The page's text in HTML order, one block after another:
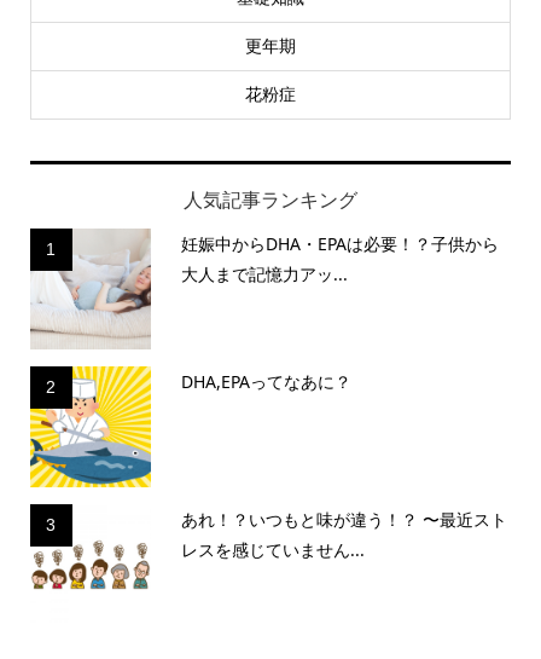
更年期
花粉症
人気記事ランキング
1
妊娠中からDHA・EPAは必要！？子供から
大人まで記憶力アッ...
2 DHA,EPAってなあに？
3
あれ！？いつもと味が違う！？ 〜最近スト
レスを感じていません...